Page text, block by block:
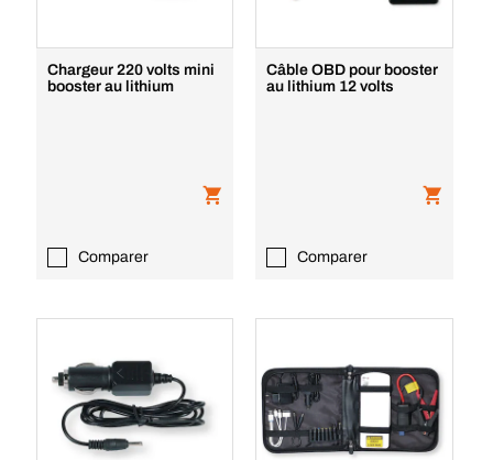
Chargeur 220 volts mini
booster au lithium
Comparer
Câble OBD pour booster
au lithium 12 volts
Comparer